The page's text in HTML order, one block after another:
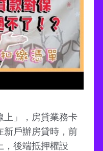
上」，房貸業務卡
新戶辦房貸時，前
，後端抵押權設